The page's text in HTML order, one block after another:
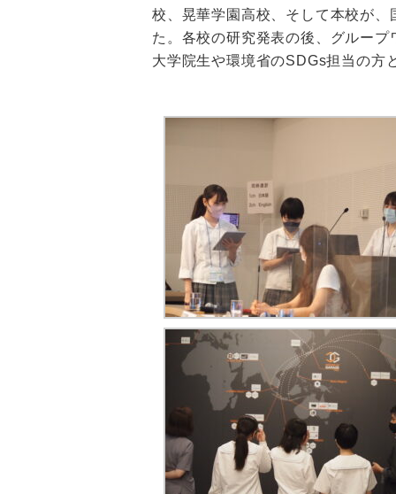
校、晃華学園高校、そして本校が
た。各校の研究発表の後、グルー
大学院生や環境省のSDGs担当の方